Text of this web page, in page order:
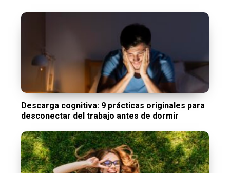
Descarga cognitiva: 9 prácticas originales para
desconectar del trabajo antes de dormir